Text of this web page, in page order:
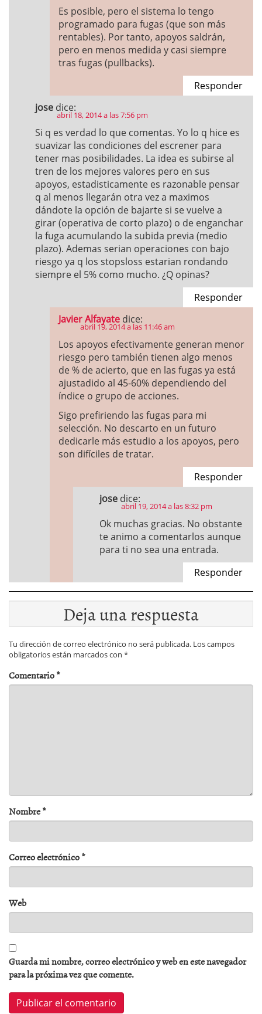
Es posible, pero el sistema lo tengo
programado para fugas (que son más
rentables). Por tanto, apoyos saldrán,
pero en menos medida y casi siempre
tras fugas (pullbacks).
Responder
jose dice:
abril 18, 2014 a las 7:56 pm
Si q es verdad lo que comentas. Yo lo q hice es
suavizar las condiciones del escrener para
tener mas posibilidades. La idea es subirse al
tren de los mejores valores pero en sus
apoyos, estadisticamente es razonable pensar
q al menos llegarán otra vez a maximos
dándote la opción de bajarte si se vuelve a
girar (operativa de corto plazo) o de enganchar
la fuga acumulando la subida previa (medio
plazo). Ademas serian operaciones con bajo
riesgo ya q los stopsloss estarian rondando
siempre el 5% como mucho. ¿Q opinas?
Responder
Javier Alfayate dice:
abril 19, 2014 a las 11:46 am
Los apoyos efectivamente generan menor
riesgo pero también tienen algo menos
de % de acierto, que en las fugas ya está
ajustadido al 45-60% dependiendo del
índice o grupo de acciones.
Sigo prefiriendo las fugas para mi
selección. No descarto en un futuro
dedicarle más estudio a los apoyos, pero
son difíciles de tratar.
Responder
jose dice:
abril 19, 2014 a las 8:32 pm
Ok muchas gracias. No obstante
te animo a comentarlos aunque
para ti no sea una entrada.
Responder
Deja una respuesta
Tu dirección de correo electrónico no será publicada. Los campos
obligatorios están marcados con *
Comentario*
Nombre*
Correo electrónico*
Web
Guarda mi nombre, correo electrónico y web en este navegador
para la próxima vez que comente.